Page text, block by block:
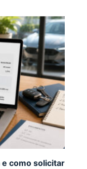
e como solicitar